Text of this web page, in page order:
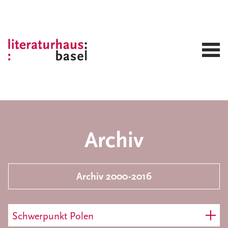
Archiv
Archiv 2000-2016
Schwerpunkt Polen